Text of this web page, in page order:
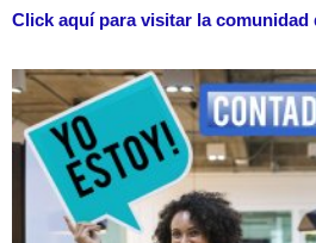
Click aquí para visitar la comunidad